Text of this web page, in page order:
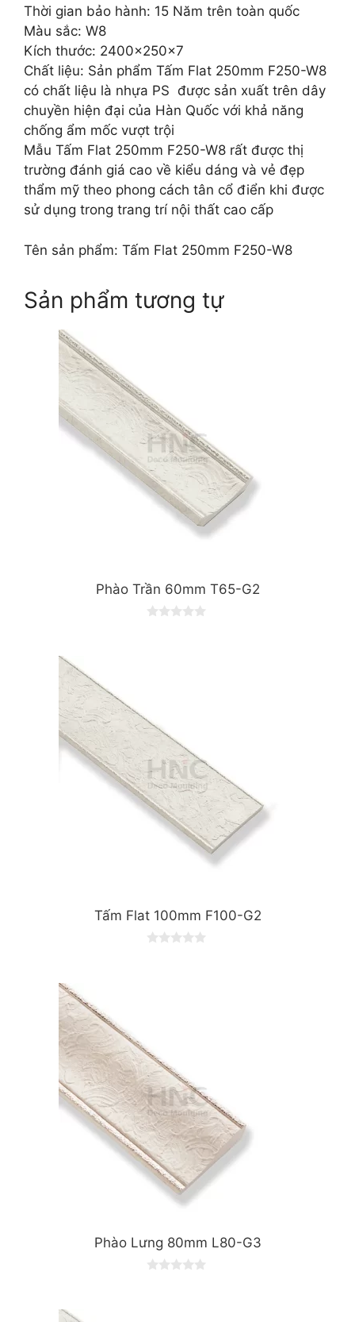
Thời gian bảo hành: 15 Năm trên toàn quốc
Màu sắc: W8
Kích thước: 2400x250x7
Chất liệu: Sản phẩm Tấm Flat 250mm F250-W8
có chất liệu là nhựa PS được sản xuất trên dây
chuyền hiện đại của Hàn Quốc với khả năng
chống ẩm mốc vượt trội
Mẫu Tấm Flat 250mm F250-W8 rất được thị
trường đánh giá cao về kiểu dáng và vẻ đẹp
thẩm mỹ theo phong cách tân cổ điển khi được
sử dụng trong trang trí nội thất cao cấp
Tên sản phẩm: Tấm Flat 250mm F250-W8
Sản phẩm tương tự
Phào Trần 60mm T65-G2
Tấm Flat 100mm F100-G2
Phào Lưng 80mm L80-G3